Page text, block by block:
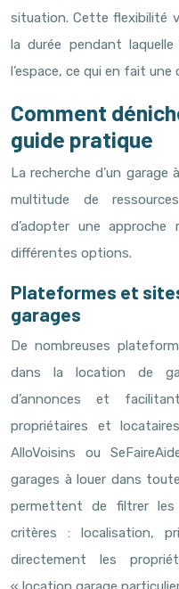
situation. Cette flexibilité
la durée pendant
l’espace, ce qui en fait
Comment
guide pratique
La recherche d’un garage
multitude de
d’adopter une
différentes options.
Plateformes et
garages
De nombreuses
dans la location de
d’annonces et
propriétaires et
AlloVoisins ou
garages à louer dans
permettent de filtrer
critères : localisation,
directement les